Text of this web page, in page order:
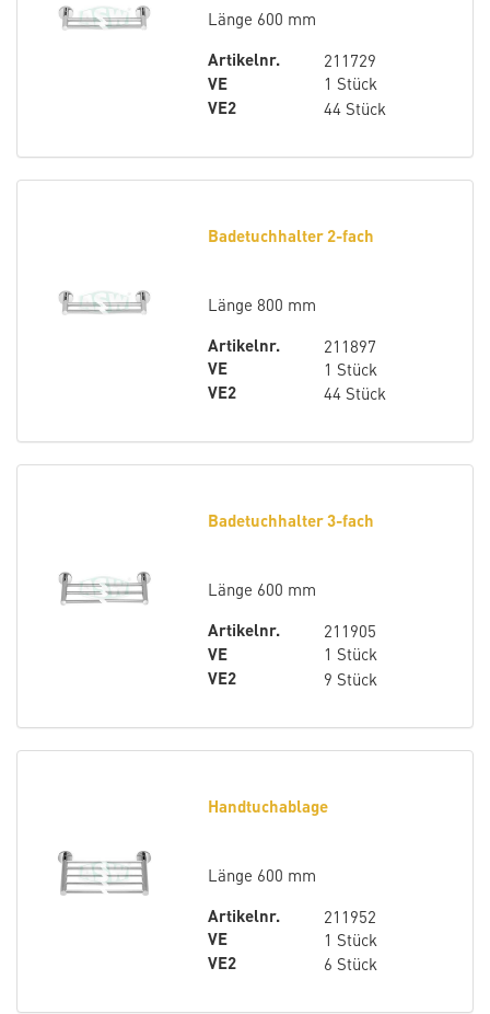
Länge 600 mm
Artikelnr.
211729
VE
1 Stück
VE2
44 Stück
Badetuchhalter 2-fach
Länge 800 mm
Artikelnr.
211897
VE
1 Stück
VE2
44 Stück
Badetuchhalter 3-fach
Länge 600 mm
Artikelnr.
211905
VE
1 Stück
VE2
9 Stück
Handtuchablage
Länge 600 mm
Artikelnr.
211952
VE
1 Stück
VE2
6 Stück